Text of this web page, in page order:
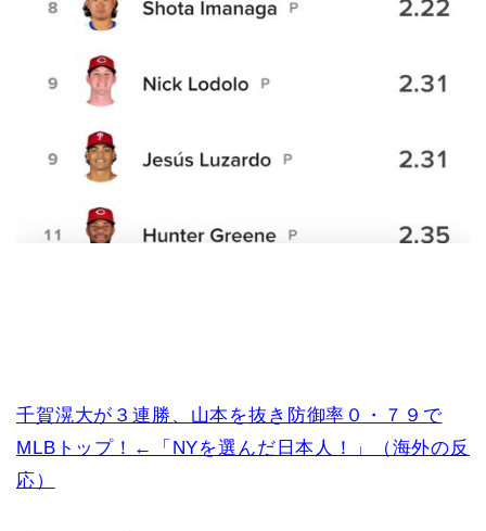
千賀滉大が３連勝、山本を抜き防御率０・７９で
MLBトップ！←「NYを選んだ日本人！」（海外の反
応）